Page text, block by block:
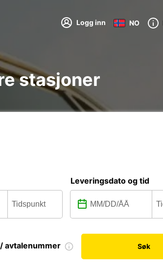
Logg inn NO
stasjoner
Leveringsdato og tid
avtalenummer Søk